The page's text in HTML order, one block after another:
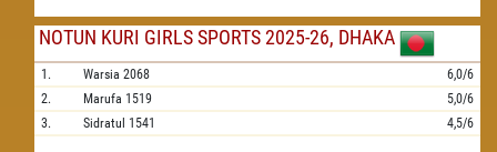
NOTUN KURI GIRLS SPORTS 2025-26, DHAKA
1. Warsia 2068
6,0/6
2.
Marufa 1519
5,0/6
3.
Sidratul 1541 4,5/6